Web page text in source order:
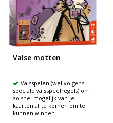
Valse motten
Valsspelen (wel volgens
speciale valsspeelregels) om
zo snel mogelijk van je
kaarten af te komen om te
kunnen winnen